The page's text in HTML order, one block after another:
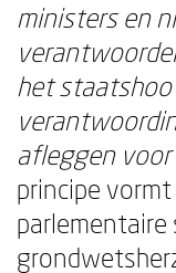
ministers en
het
afleggen
principe
parlementaire